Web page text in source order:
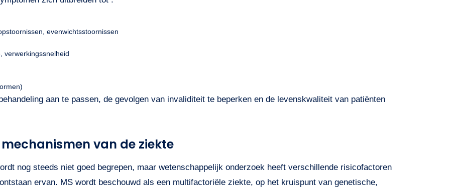
evenwichtsstoornissen
verwerkingssnelheid
aan te passen, de gevolgen van invaliditeit te beperken en de levenskwaliteit van patiënten
van de ziekte
nog steeds niet goed begrepen, maar wetenschappelijk onderzoek heeft verschillende risicofactoren
ervan. MS wordt beschouwd als een multifactoriële ziekte, op het kruispunt van genetische,